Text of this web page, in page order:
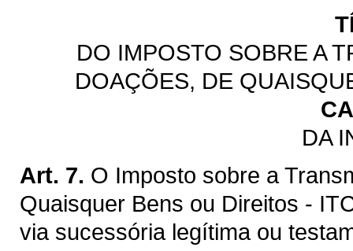
DO IMPOSTO SOBRE A
DOAÇÕES, DE
DA
Art. 7. O Imposto sobre a
Quaisquer Bens ou Direitos -
via sucessória legítima ou